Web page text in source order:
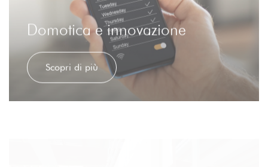
Domotica e innovazione
Scopri di più